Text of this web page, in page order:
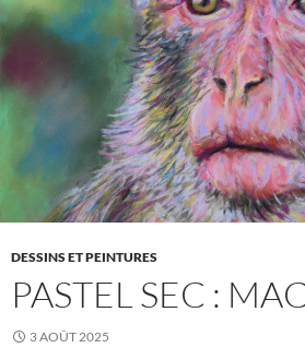
DESSINS ET PEINTURES
PASTEL SEC :
3 AOÛT 2025